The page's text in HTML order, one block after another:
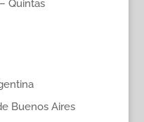
Quintas
Buenos Aires